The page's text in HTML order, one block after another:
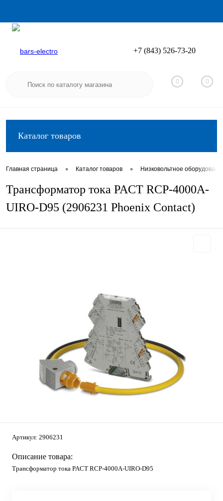
Вход
+7 (843) 526-73-20
0 0
Каталог товаров
Главная страница • Каталог товаров • Низковольтное
Трансформатор тока PACT RCP-4000A-
UIRO-D95 (2906231 Phoenix Contact)
Артикул: 2906231
Описание товара:
Трансформатор тока PACT RCP-4000A-UIRO-D95